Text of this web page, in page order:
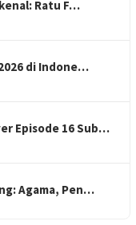
Ratu F…
di Indone…
Episode 16 Sub…
Agama, Pen…